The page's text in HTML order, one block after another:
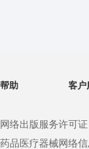
帮助 客户
网络出版服务许可
药品医疗器械网络